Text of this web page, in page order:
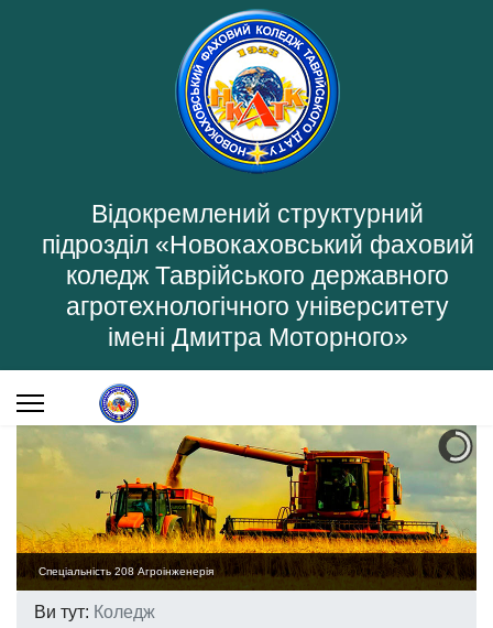
Відокремлений структурний
підрозділ «Новокаховський фаховий
коледж Таврійського державного
агротехнологічного університету
імені Дмитра Моторного»
Спеціальність 208 Агроінженерія
Ви тут: Коледж